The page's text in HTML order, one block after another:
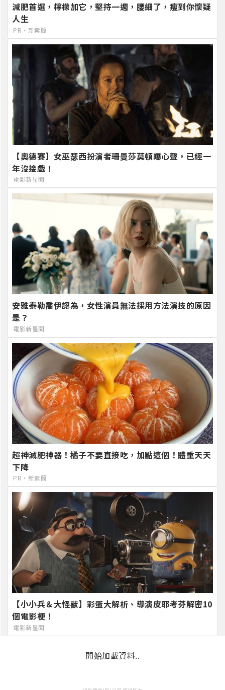
減肥首選，檸檬加它，堅持一週，腰細了，瘦到你懷疑
人生
PR・新素簡
【奧德賽】女巫瑟西扮演者珊曼莎莫頓曝心聲，已經一
年沒接戲！
電影新星聞
安雅泰勒喬伊認為，女性演員無法採用方法演技的原因
是？
電影新星聞
超神減肥神器！橘子不要直接吃，加點這個！體重天天
下降
PR・新素簡
【小小兵＆大怪獸】彩蛋大解析、導演皮耶考芬解密10
個電影梗！
電影新星聞
開始加載資料..